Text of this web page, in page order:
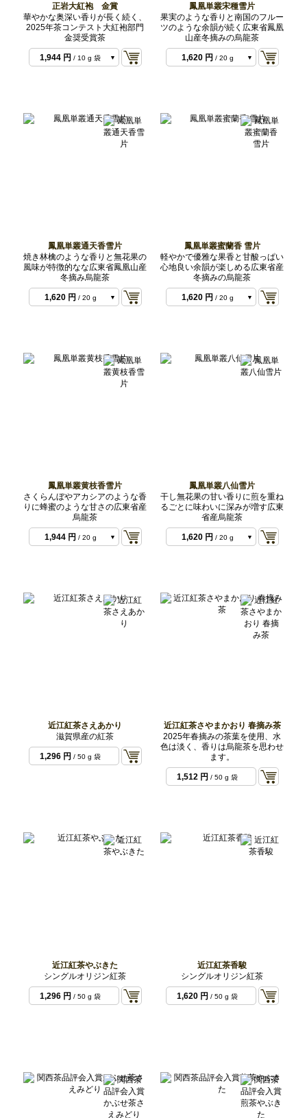
正岩大紅袍 金賞
華やかな奥深い香りが長く続く、
2025年茶コンテスト大紅袍部門
金奨受賞茶
1,944 円 / 10 g 袋
鳳凰単叢宋種雪片
果実のような香りと南国のフルー
ツのような余韻が続く広東省鳳凰
山産冬摘みの烏龍茶
864 円/ 10 g 2025
年
1,620 円/ 20 g
2022年
1,620 円/ 20 g
1,620 円 / 20 g
2025年
鳳凰単叢通天香雪片
焼き林檎のような香りと無花果の
風味が特徴的なな広東省鳳凰山産
冬摘み烏龍茶
864 円/ 10 g 2022
年
864 円 / 10 g 2025
年
1,620 円/ 20 g
1,620 円 / 20 g
2025年
鳳凰単叢蜜蘭香 雪片
軽やかで優雅な果香と甘酸っぱい
心地良い余韻が楽しめる広東省産
冬摘みの烏龍茶
864 円/ 10 g 2025
1,620 円/ 20 g
2022年
1,620 円/ 20 g
1,620 円 / 20 g
2025
鳳凰単叢黄枝香雪片
さくらんぼやアカシアのような香
りに蜂蜜のような甘さの広東省産
烏龍茶
/ 10 g 2025
1,944 円 / 20 g
2025
鳳凰単叢八仙雪片
干し無花果の甘い香りに煎を重ね
るごとに味わいに深みが増す広東
省産烏龍茶
/ 10 g 2025
1,620 円 / 20 g
2025年
近江紅茶さえあかり
滋賀県産の紅茶
1,296 円 / 50 g 袋
近江紅茶さやまかおり 春摘み茶
2025年春摘みの茶葉を使用、水
色は淡く、香りは烏龍茶を思わせ
ます。
1,512 円 / 50 g 袋
近江紅茶やぶきた
シングルオリジン紅茶
1,296 円 / 50 g 袋
近江紅茶香駿
シングルオリジン紅茶
1,620 円 / 50 g 袋